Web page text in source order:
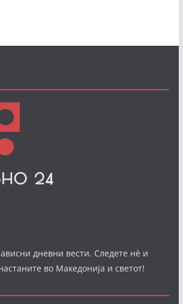
дневни вести. Следете нè и
во Македонија и светот!